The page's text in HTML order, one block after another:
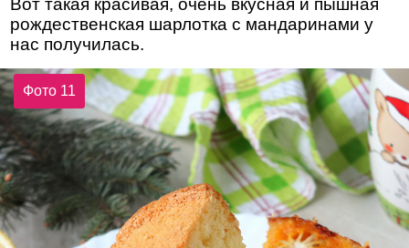
рождественская шарлотка с мандаринами у
нас получилась.
Фото 11